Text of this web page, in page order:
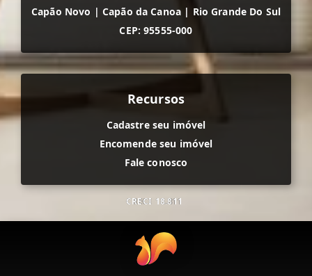
Capão Novo | Capão da Canoa | Rio Grande Do Sul
CEP: 95555-000
Recursos
Cadastre seu imóvel
Encomende seu imóvel
Fale conosco
CRECI 18.811